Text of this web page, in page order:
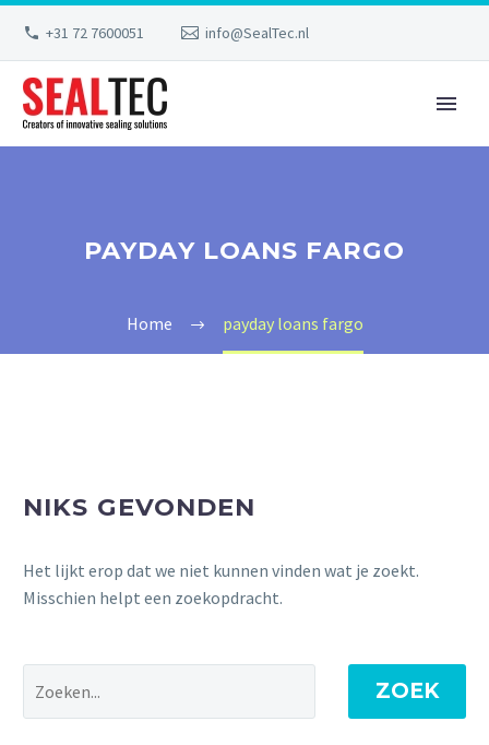
+31 72 7600051 info@SealTec.nl
PAYDAY LOANS FARGO
Home payday loans fargo
NIKS GEVONDEN
Het lijkt erop dat we niet kunnen vinden wat je zoekt.
Misschien helpt een zoekopdracht.
ZOEK